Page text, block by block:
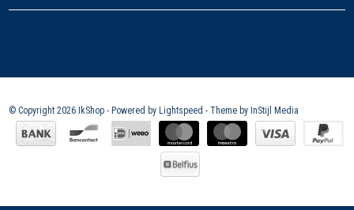
© Copyright 2026 IkShop - Powered by Lightspeed - Theme by InStijl Media